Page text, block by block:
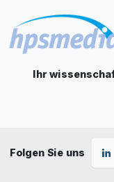
Ihr
Folgen Sie uns